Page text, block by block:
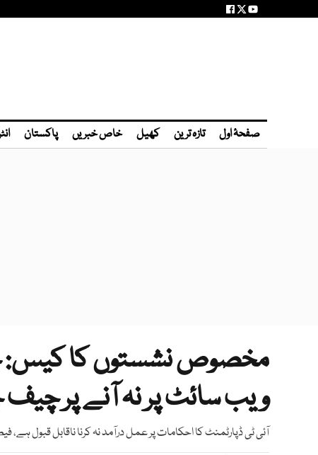
صفحۂ اول تازہ ترین کھیل خاص خبریں پاکستان
مخصوص نشستوں کا کیس:
ویب سائٹ پر نہ آنے پر
آئی ٹی ڈپارٹمنٹ کا احکامات پر عمل درآمد نہ کرنا ناقابل قبول